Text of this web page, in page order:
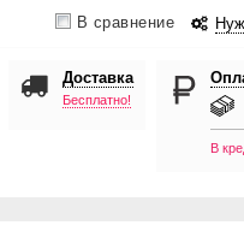
В сравнение
Доставка
Бесплатно!
В